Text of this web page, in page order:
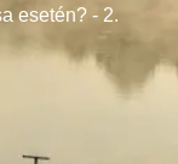
esetén? - 2.